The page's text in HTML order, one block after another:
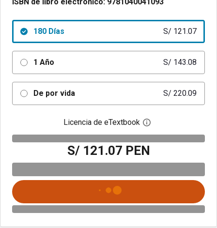
180 Días S/ 121.07
1 Año S/ 143.08
De por vida S/ 220.09
Licencia de eTextbook Abre el cuadro de
S/ 121.07 PEN